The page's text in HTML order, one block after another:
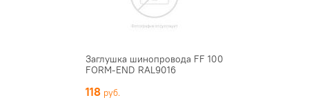
Заглушка шинопровода FF 100
FORM-END RAL9016
118